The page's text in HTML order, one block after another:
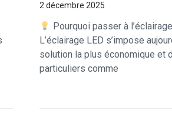
2 décembre 2025
Pourquoi passer à
L’éclairage LED s’impose
solution la plus économique et
particuliers comme